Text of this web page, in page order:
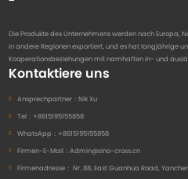
Die Produkte des Unternehmens werden nach Europa,
in andere Regionen exportiert, und es hat langjährige
Kooperationsbeziehungen mit namhaften in- und
Kontaktiere uns
Ansprechpartner： Nik Xu
Tel： +8615195155858
WhatsApp： +8615195155858
Firmen-E-Mail： Admin@sino-cross.cn
Firmenadresse： Nr. 88, East Guanhua Road,